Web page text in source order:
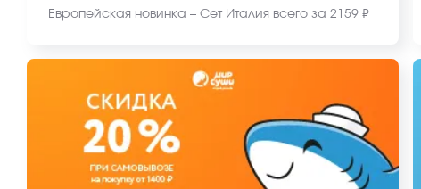
Европейская новинка – Сет Италия всего за 2159 ₽